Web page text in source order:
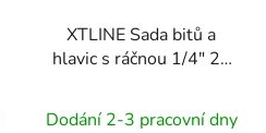
XTLINE Sada bitů a
hlavic s ráčnou 1/4" 24
Dodání 2-3 pracovní dny